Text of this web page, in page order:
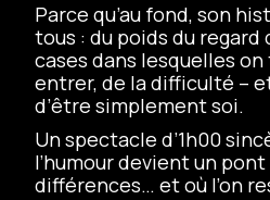
Parce qu’au fond, son
tous : du poids du regard
cases dans lesquelles
entrer, de la difficulté –
d’être simplement soi.
Un spectacle d’1h00
l’humour devient un
différences… et où l’on